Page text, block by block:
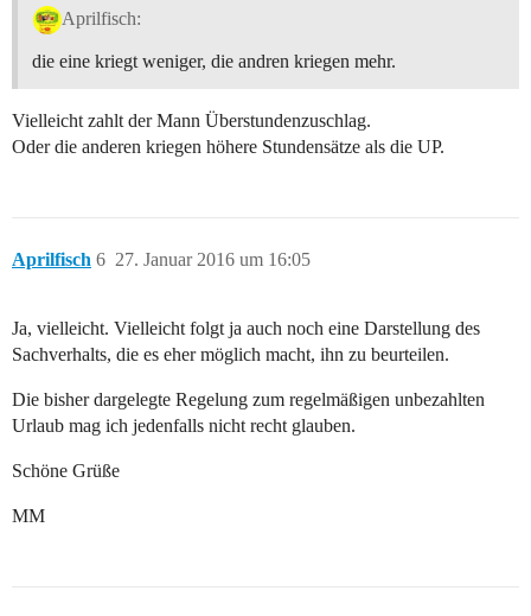
Aprilfisch:
die eine kriegt weniger, die andren kriegen mehr.
Vielleicht zahlt der Mann Überstundenzuschlag.
Oder die anderen kriegen höhere Stundensätze als die UP.
Aprilfisch 27. Januar 2016 um 16:05
6
Ja, vielleicht. Vielleicht folgt ja auch noch eine Darstellung des
Sachverhalts, die es eher möglich macht, ihn zu beurteilen.
Die bisher dargelegte Regelung zum regelmäßigen unbezahlten
Urlaub mag ich jedenfalls nicht recht glauben.
Schöne Grüße
MM